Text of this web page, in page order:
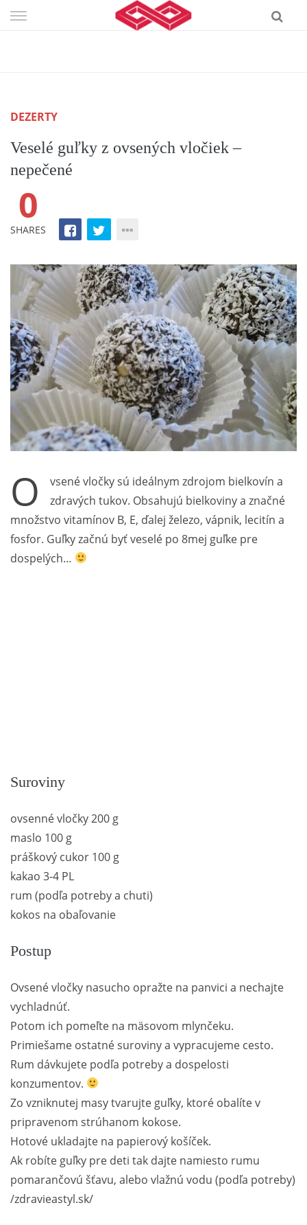
Skip
DEZERTY
Veselé guľky z ovsených vločiek –
nepečené
0
SHARES
O
vsené vločky sú ideálnym zdrojom bielkovín a
zdravých tukov. Obsahujú bielkoviny a značné
množstvo vitamínov B, E, ďalej železo, vápnik, lecitín a
fosfor. Guľky začnú byť veselé po 8mej guľke pre
dospelých…
Suroviny
ovsenné vločky 200 g
maslo 100 g
práškový cukor 100 g
kakao 3-4 PL
rum (podľa potreby a chuti)
kokos na obaľovanie
Postup
Ovsené vločky nasucho opražte na panvici a nechajte
vychladnúť.
Potom ich pomeľte na mäsovom mlynčeku.
Primiešame ostatné suroviny a vypracujeme cesto.
Rum dávkujete podľa potreby a dospelosti
konzumentov.
Zo vzniknutej masy tvarujte guľky, ktoré obalíte v
pripravenom strúhanom kokose.
Hotové ukladajte na papierový košíček.
Ak robíte guľky pre deti tak dajte namiesto rumu
pomarančovú šťavu, alebo vlažnú vodu (podľa potreby)
/zdravieastyl.sk/